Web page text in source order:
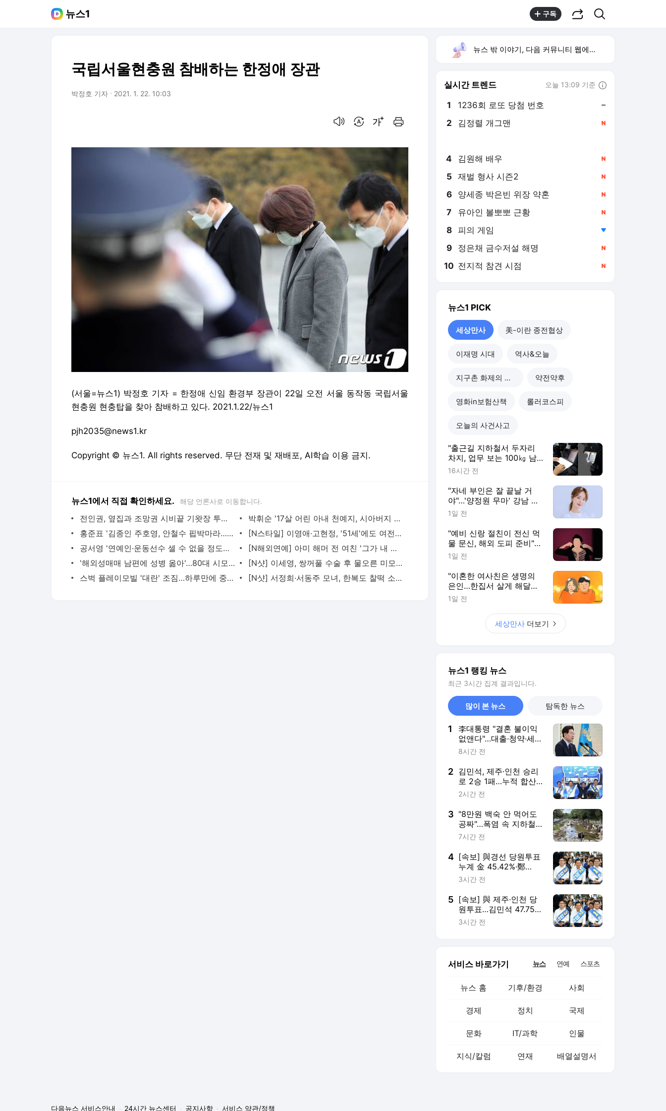
뉴스1 구독
국립서울현충원 참배하는 한정애 장관
박정호 기자 2021. 1. 22. 10:03
(서울=뉴스1) 박정호 기자 = 한정애 신임 환경부 장관이 22일 오전 서울 동작동 국립서울
현충원 현충탑을 찾아 참배하고 있다. 2021.1.22/뉴스1
pjh2035@news1.kr
Copyright © 뉴스1. All rights reserved. 무단 전재 및 재배포, AI학습 이용 금지.
뉴스1에서 직접 확인하세요. 해당 언론사로 이동합니다.
전인권, 옆집과 조망권 시비끝 기왓장 투척…경찰엔 '돌 던졌다'
박휘순 '17살 어린 아내 천예지, 시아버지 치매 중요치 않게 생각'
홍준표 '김종인 주호영, 안철수 핍박마라…결국 될 사람이 될 것'
[N스타일] 이영애·고현정, '51세'에도 여전한 '극강 동안 비주얼 여신들'
공서영 '연예인·운동선수 셀 수 없을 정도로 대시…2명은 거절 후회'
[N해외연예] 아미 해머 전 여친 '그가 내 갈비뼈 먹으려 했다' 충격 주장
'해외성매매 남편에 성병 옮아'…80대 시모 머리채 잡고 분풀이
[N샷] 이세영, 쌍꺼풀 수술 후 물오른 미모…확 달라진 분위기
스벅 플레이모빌 '대란' 조짐…하루만에 중고장터엔 5배 '리셀 매물'
[N샷] 서정희·서동주 모녀, 한복도 찰떡 소화하는 '미모 DNA'
뉴스 밖 이야기, 다음 커뮤니티 웹에서 보기
실시간 트렌드 오늘 13:09 기준
1 1236회 로또 당첨 번호
2 김정렬 개그맨
4 김원해 배우
5 재벌 형사 시즌2
6 양세종 박은빈 위장 약혼
7 유아인 볼뽀뽀 근황
8 피의 게임
9 정은채 금수저설 해명
10 전지적 참견 시점
뉴스1 PICK
세상만사 美-이란 종전협상
이재명 시대 역사&오늘
지구촌 화제의 뉴스 약전약후
영화in보험산책 롤러코스피
오늘의 사건사고
"출근길 지하철서 두자리
차지, 업무 보는 100㎏ 남
성…부딪히면 신경질"
16시간 전
"자네 부인은 잘 끝날 거
야"…'양정원 무마' 강남 경
찰, 다른 돈도 받은 정황
1일 전
"예비 신랑 절친이 전신 먹
물 문신, 해외 도피 준비"…
예비 신부 '혼란'
1일 전
"이혼한 여사친은 생명의
은인…한집서 살게 해달라"
남편 요구에 '절망'
1일 전
세상만사 더보기
뉴스1 랭킹 뉴스
최근 3시간 집계 결과입니다.
많이 본 뉴스 탐독한 뉴스
1
李대통령 "결혼 불이익
없앤다"…대출·청약·세제
22개 과제 점검
8시간 전
2 김민석, 제주·인천 승리
로 2승 1패…누적 합산
역전하며 선두 탈환(종
2시간 전
3 "8만원 백숙 안 먹어도
공짜"…폭염 속 지하철
타고 가는 '역세권 계곡'
7시간 전
4 [속보] 與경선 당원투표
누계 金 45.42%·鄭
44.56%·宋 10.02%…가
3시간 전
5 [속보] 與 제주·인천 당
원투표…김민석 47.75%·
정청래 42.08%·송영길
3시간 전
서비스 바로가기 뉴스 연예 스포츠
뉴스 홈 기후/환경 사회
경제 정치 국제
문화 IT/과학 인물
지식/칼럼 연재 배열설명서
다음뉴스 서비스안내 24시간 뉴스센터 공지사항 서비스 약관/정책